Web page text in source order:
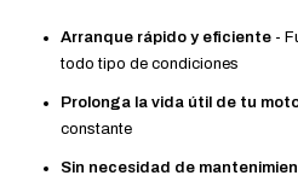
Arranque rápido y eficiente -
todo tipo de condiciones
Prolonga la vida útil de tu
constante
Sin necesidad de